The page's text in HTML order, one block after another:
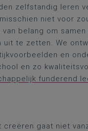
zelfstandig leren
niet voor
belang om
te zetten. We
en
en zo
funderend
gaat niet